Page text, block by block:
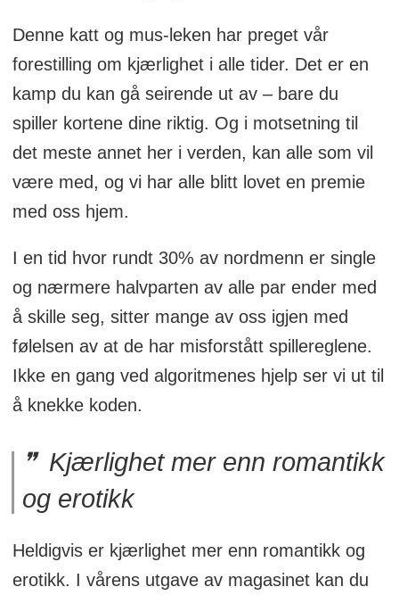
Denne katt og mus-leken har preget vår
forestilling om kjærlighet i alle tider. Det er en
kamp du kan gå seirende ut av – bare du
spiller kortene dine riktig. Og i motsetning til
det meste annet her i verden, kan alle som vil
være med, og vi har alle blitt lovet en premie
med oss hjem.
I en tid hvor rundt 30% av nordmenn er single
og nærmere halvparten av alle par ender med
å skille seg, sitter mange av oss igjen med
følelsen av at de har misforstått spillereglene.
Ikke en gang ved algoritmenes hjelp ser vi ut til
å knekke koden.
Kjærlighet mer enn romantikk
og erotikk
Heldigvis er kjærlighet mer enn romantikk og
erotikk. I vårens utgave av magasinet kan du